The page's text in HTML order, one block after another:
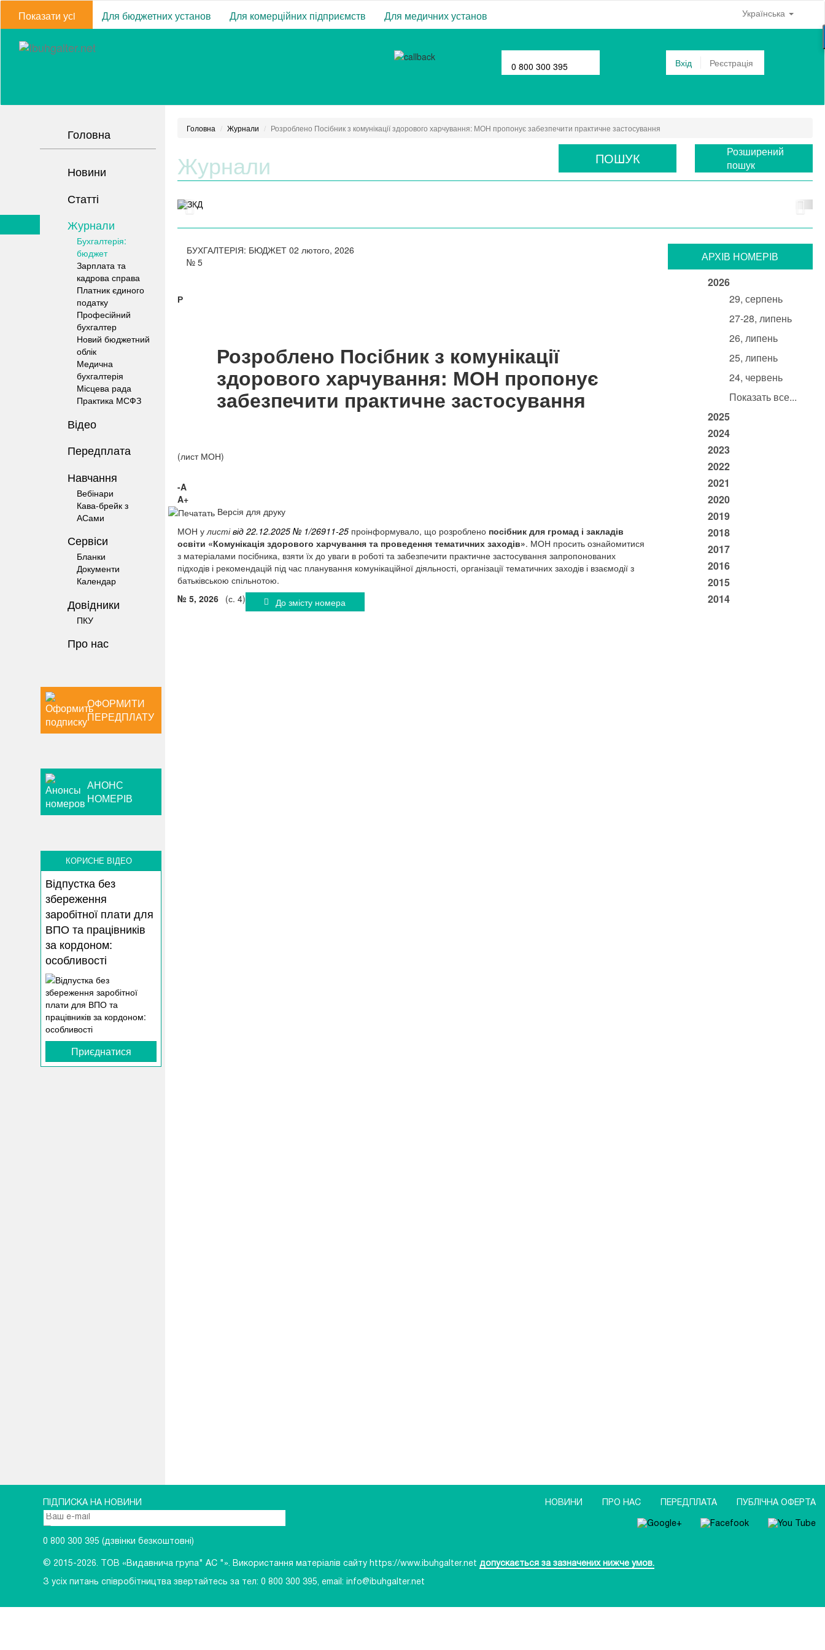
Показати усi Для бюджетних установ Для комерційних підприємств Для медичних установ Українська
0 800 300 395 Вхід Реєстрація
Головна
Новини
Статті
Журнали
Бухгалтерія:
бюджет
Зарплата та
кадрова справа
Платник єдиного
податку
Професійний
бухгалтер
Новий бюджетний
облік
Медична
бухгалтерія
Місцева рада
Практика МСФЗ
Відео
Передплата
Навчання
Вебінари
Кава-брейк з
АСами
Сервіси
Бланки
Документи
Календар
Довiдники
ПКУ
Про нас
ОФОРМИТИ
ПЕРЕДПЛАТУ
АНОНС
НОМЕРІВ
КОРИСНЕ ВІДЕО
Відпустка без
збереження
заробітної плати для
ВПО та працівників
за кордоном:
особливості
Приєднатися
Головна Журнали Розроблено Посібник з комунікації здорового харчування: МОН пропонує забезпечити практичне застосування
Журнали ПОШУК
Розширений
пошук
БУХГАЛТЕРІЯ: БЮДЖЕТ 02 лютого, 2026
№ 5
Р
Розроблено Посібник з комунікації
здорового харчування: МОН пропонує
забезпечити практичне застосування
(лист МОН)
-A
A+
Версія для друку
МОН улистівід 22.12.2025 № 1/26911-25проінформувало, що розроблено посібник для громад і закладів
освіти «Комунікація здорового харчування та проведення тематичних заходів». МОН просить ознайомитися
з матеріалами посібника, взяти їх до уваги в роботі та забезпечити практичне застосування запропонованих
підходів і рекомендацій під час планування комунікаційної діяльності, організації тематичних заходів і взаємодії з
батьківською спільнотою.
№ 5, 2026 (с. 4) До змісту номера
АРХIВ НОМЕРIВ
2026
29, серпень
27-28, липень
26, липень
25, липень
24, червень
Показать все...
2025
2024
2023
2022
2021
2020
2019
2018
2017
2016
2015
2014
ПІДПИСКА НА НОВИНИ
0 800 300 395 (дзвінки безкоштовні)
НОВИНИ ПРО НАС ПЕРЕДПЛАТА ПУБЛIЧНА ОФЕРТА
© 2015-2026. ТОВ «Видавнича група" АС "». Використання матеріалів сайту https://www.ibuhgalter.net допускається за зазначених нижче умов.
З усіх питань співробітництва звертайтесь за тел: 0 800 300 395, email: info@ibuhgalter.net